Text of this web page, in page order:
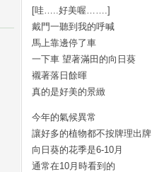
[哇…..好美喔…….]
戴門一聽到我的呼喊
馬上靠邊停了車
一下車 望著滿田的向日葵
襯著落日餘暉
真的是好美的景緻
今年的氣候異常
讓好多的植物都不按牌理出牌
向日葵的花季是6-10月
通常在10月時看到的